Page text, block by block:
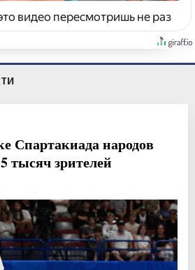
видео пересмотришь не раз
Спартакиада народов
тысяч зрителей